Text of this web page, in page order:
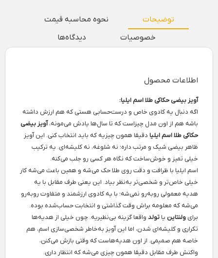
توضیحات
نحوه محاسبه قیمت
خصوصیات
دیدگاه‌ها
اطلاعات محصول
آویز بیضی حکاکی طلا اسم ایلیا:
اگه دنبال یه کادوی خاص و درست‌حسابی هستی که هم ارزش داشته
باشه هم از اون مدل چیزاست که تا سال‌ها یادش می‌مونه،آویز بیضی
حکاکی طلا اسم ایلیا دقیقا همون چیزیه که باید انتخاب کنی. این آویز
ظاهر بیضی شیک و مرتب داره؛ نه شلوغه، نه کلیشه‌ای. یه ترکیب
خیلی تمیز و خوش‌ساخت که نگاه هر کسی رو جلب می‌کنه.
اسم ایلیا با ظرافت و دقت روی طلا حک می‌شه و همین باعث می‌شه کار
خیلی خاص‌تر و شخصی‌تر به‌نظر بیاد. این یعنی طرف مقابل با یه
هدیه معمولی روبه‌رو نمی‌شه؛ با یه کادوی ارزشمند و متفاوت روبه‌رو
می‌شه که معلومه براش وقت گذاشتی و انتخابت حساب‌شده بوده.
برای ولنتاین یا تولد واقعا گزینه بی‌نظیریه. چون خیلی از هدیه‌ها
تکراری و کلیشه‌ای شدن، اما این آویز به‌خاطر شخصی‌سازی اسم، هم
خاصه هم صمیمی. از اون هدیه‌هاست که وقتی بازش می‌کنن،
واکنش طرف مقابل دقیقا همون چیزی می‌شه که انتظار داری.